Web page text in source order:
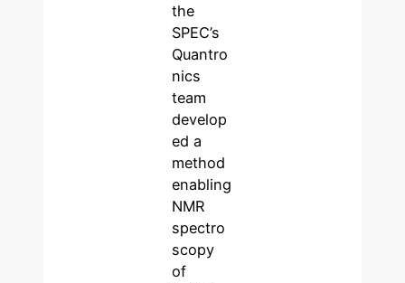
the
SPEC’s
Quantro
nics
team
develop
ed a
method
enabling
NMR
spectro
scopy
of